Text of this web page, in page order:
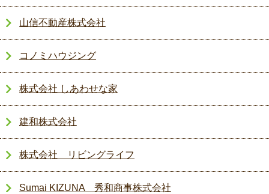
山信不動産株式会社
コノミハウジング
株式会社 しあわせな家
建和株式会社
株式会社 リビングライフ
Sumai KIZUNA 秀和商事株式会社